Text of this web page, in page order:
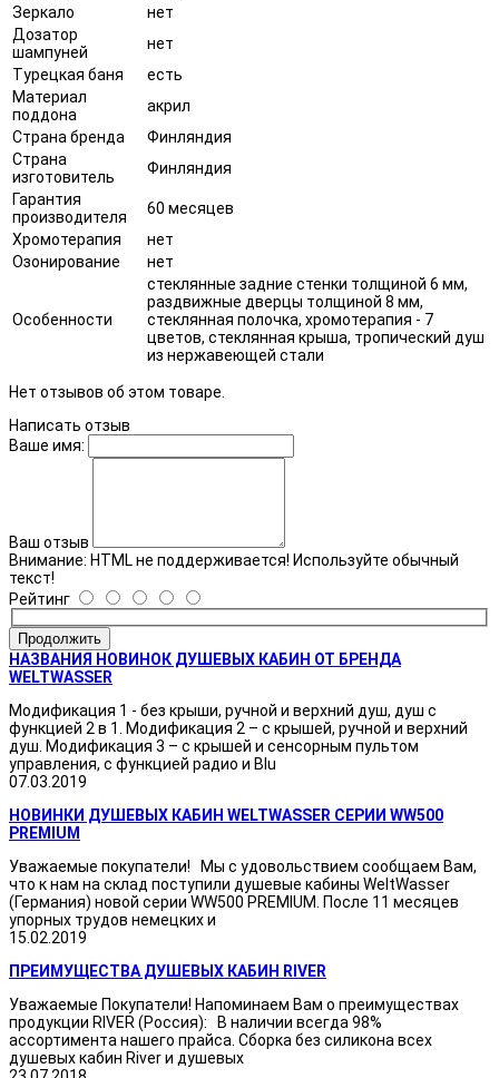
Зеркало
нет
Дозатор
шампуней
нет
Турецкая баня
есть
Материал
поддона
акрил
Страна бренда
Финляндия
Страна
изготовитель
Финляндия
Гарантия
производителя
60 месяцев
Хромотерапия
нет
Озонирование
нет
Особенности
стеклянные задние стенки толщиной 6 мм,
раздвижные дверцы толщиной 8 мм,
стеклянная полочка, хромотерапия - 7
цветов, стеклянная крыша, тропический душ
из нержавеющей стали
Нет отзывов об этом товаре.
Написать отзыв
Ваше имя:
Ваш отзыв
Внимание: HTML не поддерживается! Используйте обычный
текст!
Рейтинг
Продолжить
НАЗВАНИЯ НОВИНОК ДУШЕВЫХ КАБИН ОТ БРЕНДА
WELTWASSER
Модификация 1 - без крыши, ручной и верхний душ, душ с
функцией 2 в 1. Модификация 2 – с крышей, ручной и верхний
душ. Модификация 3 – с крышей и сенсорным пультом
управления, с функцией радио и Blu
07.03.2019
НОВИНКИ ДУШЕВЫХ КАБИН WELTWASSER СЕРИИ WW500
PREMIUM
Уважаемые покупатели! Мы с удовольствием сообщаем Вам,
что к нам на склад поступили душевые кабины WeltWasser
(Германия) новой серии WW500 PREMIUM. После 11 месяцев
упорных трудов немецких и
15.02.2019
ПРЕИМУЩЕСТВА ДУШЕВЫХ КАБИН RIVER
Уважаемые Покупатели! Напоминаем Вам о преимуществах
продукции RIVER (Россия): В наличии всегда 98%
ассортимента нашего прайса. Сборка без силикона всех
душевых кабин River и душевых